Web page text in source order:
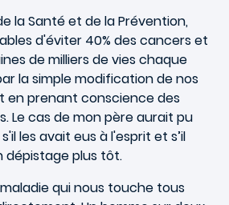
la Santé et de la Prévention,
d'éviter 40% des cancers et
de milliers de vies chaque
la simple modification de nos
en prenant conscience des
Le cas de mon père aurait pu
les avait eus à l'esprit et s’il
dépistage plus tôt.
qui nous touche tous